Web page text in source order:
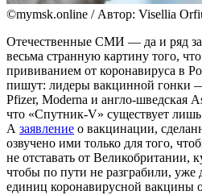
©mymsk.online / Автор: Visellia
Отечественные СМИ — да и ряд
весьма странную картину того,
прививанием от коронавируса в
пишут: лидеры вакцинной гонки
Pfizer, Moderna и англо-шведская
что «Спутник-V» существует
А заявление о вакцинации,
озвучено ими только для того,
не отставать от Великобритании,
чтобы по пути не разграбили, уже
единиц коронавирусной вакцины